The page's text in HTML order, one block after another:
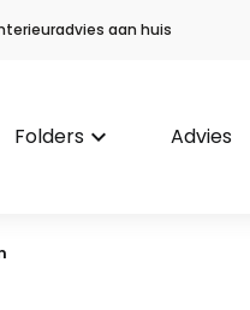
aan huis
Folders keyboard_arrow_down Advies